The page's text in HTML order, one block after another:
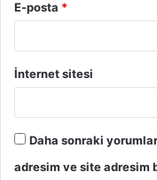
E-posta *
İnternet sitesi
Daha sonraki
adresim ve site adresim